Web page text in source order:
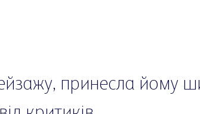
принесла йому